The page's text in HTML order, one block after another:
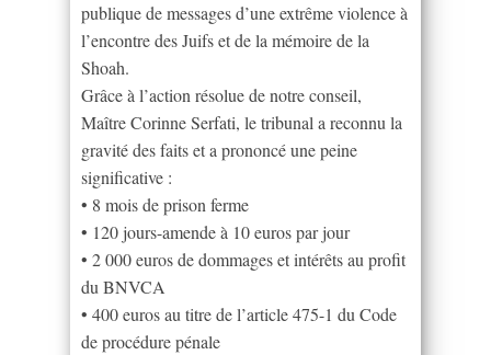
publique de messages d’une extrême violence à
l’encontre des Juifs et de la mémoire de la
Shoah.
Grâce à l’action résolue de notre conseil,
Maître Corinne Serfati, le tribunal a reconnu la
gravité des faits et a prononcé une peine
significative :
• 8 mois de prison ferme
• 120 jours-amende à 10 euros par jour
• 2 000 euros de dommages et intérêts au profit
du BNVCA
• 400 euros au titre de l’article 475-1 du Code
de procédure pénale